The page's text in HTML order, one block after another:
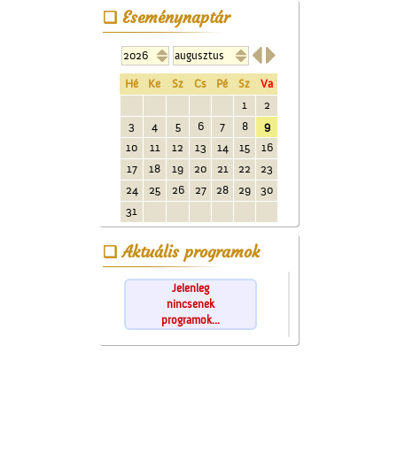
Eseménynaptár

Hé Ke Sz Cs Pé Sz
Va
1
2
3
4 5 6 7 8
9
10
11 12 13 14 15
16
17
18 19 20 21 22
23
24
25 26 27 28 29
30
31
Aktuális programok
Jelenleg
nincsenek
programok...